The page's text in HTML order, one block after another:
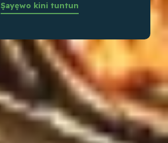
Ṣayẹwo kini tuntun